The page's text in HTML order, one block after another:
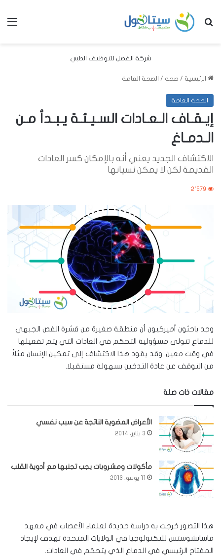
بحث عن
شركة الفضل للتوظيف الطبي
الرئيسية / صحة / الصحة العامة
الصحة العامة
إيـقـاف الـعـادات السـيـئـة يـبـدأ مـن
الـدمـاغ
الاكتشاف الجديد يعني أنه بالإمكان كسر العادات
القديمة لكن لا يمكن نسيانها
2٬579
وجد باحثون أميركيون أن منطقة صغيرة من قشرة الفص الجبهي
للدماغ تتولى مسؤولية التحكم في العادات التي يتم تفعيلها
في وقت معين. وقد يقود هذا الاكتشاف إلى تمكين الإنسان مثلاً
من التوقف عن عادة التدخين بسهولة مستقبلا.
مقالات ذات صلة
الأعراض العضوية الناتجة عن سبب نفسي
3 يناير، 2014
مأكولات ومشروبات يجب تجنبها مع أدوية القلب
هذا التصور خرجت به دراسة جديدة لعلماء الأعصاب في معهد
ماساتشوستس للتكنولوجيا في الولايات المتحدة تهدف لإيجاد
المفتاح الرئيسي في الدماغ الذي يتحكم في العادات.